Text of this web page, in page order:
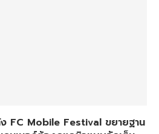
FC Mobile Festival ขยายฐาน